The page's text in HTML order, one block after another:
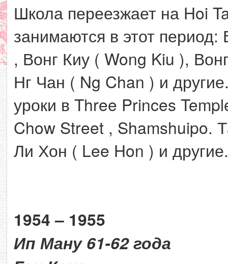
Школа переезжает на Hoi
занимаются в этот
, Вонг Киу ( Wong Kiu ),
Нг Чан ( Ng Chan ) и
уроки в Three Princes
Chow Street , Shamshuipo.
Ли Хон ( Lee Hon ) и другие.
1954 – 1955
Ип Ману 61-62 года